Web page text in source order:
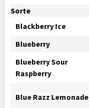
Sorte
Blackberry Ice
Blueberry
Blueberry Sour
Raspberry
Blue Razz Lemonade